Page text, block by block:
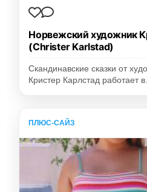
Норвежский художник
(Christer Karlstad)
Скандинавские сказки от
Кристер Карлстад работает
ПЛЮС-САЙЗ